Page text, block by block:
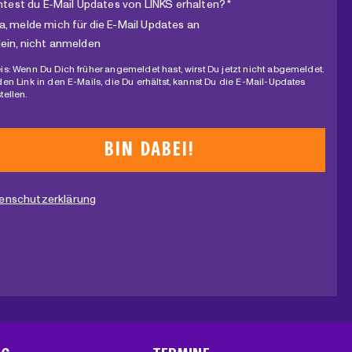
du E-Mail Updates von LINKS erhalten? *
melde mich für die E-Mail Updates an
nicht anmelden
Wenn Du Dich früher angemeldet hast, wirst Du jetzt nicht abgemeldet.
Link in den E-Mails, die Du erhältst, kannst Du die E-Mail-Updates